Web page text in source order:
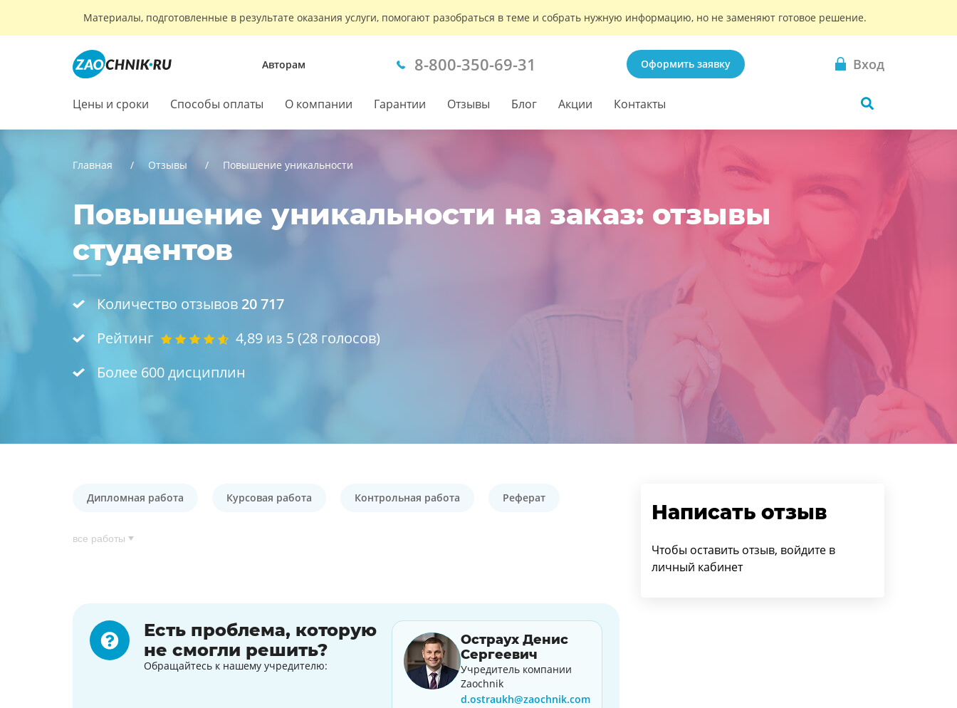
Материалы, подготовленные в результате оказания услуги, помогают разобраться в теме и собрать нужную информацию, но не заменяют готовое решение.
Авторам 8-800-350-69-31 Оформить заявку Вход
Цены и сроки Способы оплаты О компании Гарантии Отзывы Блог Акции Контакты
Главная Отзывы Повышение уникальности
Повышение уникальности на заказ: отзывы
студентов
Количество отзывов 20 717
Рейтинг
4,89 из 5 (28 голосов)
Более 600 дисциплин
Дипломная работа Курсовая работа Контрольная работа Реферат
все работы
Есть проблема, которую
не смогли решить?
Обращайтесь к нашему учредителю:
Остраух Денис
Сергеевич
Учредитель компании
Zaochnik
d.ostraukh@zaochnik.com
Написать отзыв
Чтобы оставить отзыв, войдите в
личный кабинет